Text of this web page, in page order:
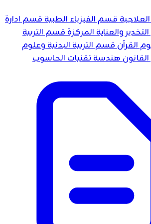
قسم الفيزياء الطبيةقسم ادارة
والعناية المركزةقسم التربية
القرآنقسم التربية البدنية وعلوم
هندسة تقنيات الحاسوب